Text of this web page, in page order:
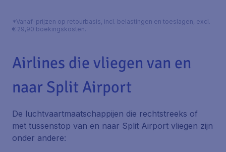
*Vanaf-prijzen op retourbasis, incl. belastingen en toeslagen, excl.
€ 29,90 boekingskosten.
Airlines die vliegen van en
naar Split Airport
De luchtvaartmaatschappijen die rechtstreeks of
met tussenstop van en naar Split Airport vliegen zijn
onder andere: